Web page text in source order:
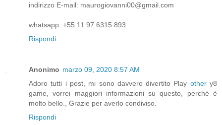
indirizzo E-mail: maurogiovanni00@gmail.com
whatsapp: +55 11 97 6315 893
Rispondi
Anonimo marzo 09, 2020 8:57 AM
Adoro tutti i post, mi sono davvero divertito Play othery8
game, vorrei maggiori informazioni su questo, perché è
molto bello., Grazie per averlo condiviso.
Rispondi